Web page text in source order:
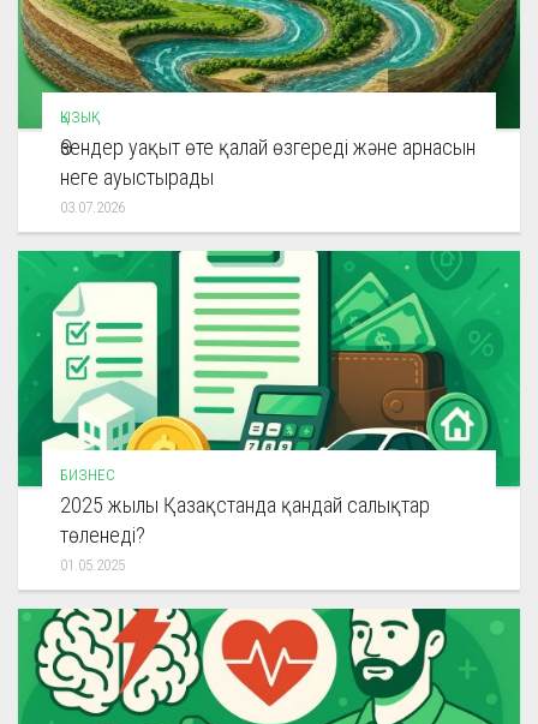
ҚЫЗЫҚ
Өзендер уақыт өте қалай өзгереді және арнасын
неге ауыстырады
03.07.2026
БИЗНЕС
2025 жылы Қазақстанда қандай салықтар
төленеді?
01.05.2025